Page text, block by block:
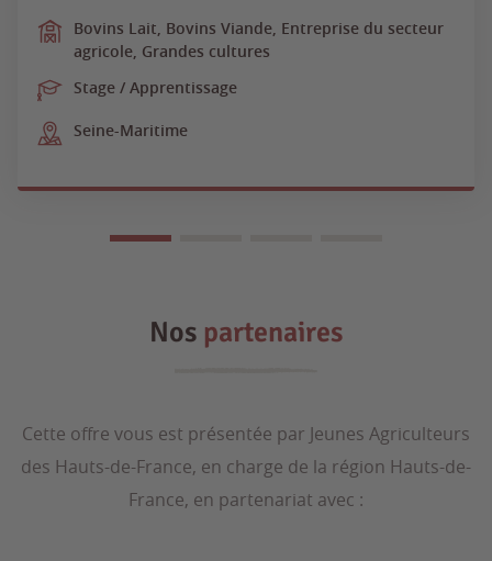
Bovins Lait, Bovins Viande, Entreprise du secteur
agricole, Grandes cultures
Stage / Apprentissage
Seine-Maritime
Nos partenaires
Cette offre vous est présentée par Jeunes Agriculteurs
des Hauts-de-France, en charge de la région Hauts-de-
France, en partenariat avec :